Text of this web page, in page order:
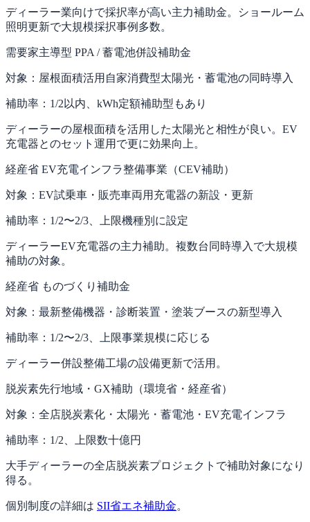
ディーラー業向けで採択率が高い主力補助金。ショールーム
照明更新で大規模採択事例多数。
需要家主導型 PPA / 蓄電池併設補助金
対象： 屋根面積活用自家消費型太陽光・蓄電池の同時導入
補助率： 1/2以内、kWh定額補助型もあり
ディーラーの屋根面積を活用した太陽光と相性が良い。EV
充電器とのセット運用で更に効果向上。
経産省 EV充電インフラ整備事業（CEV補助）
対象： EV試乗車・販売車両用充電器の新設・更新
補助率： 1/2〜2/3、上限機種別に設定
ディーラーEV充電器の主力補助。複数台同時導入で大規模
補助の対象。
経産省 ものづくり補助金
対象： 最新整備機器・診断装置・塗装ブースの新型導入
補助率： 1/2〜2/3、上限事業規模に応じる
ディーラー併設整備工場の設備更新で活用。
脱炭素先行地域・GX補助（環境省・経産省）
対象： 全店脱炭素化・太陽光・蓄電池・EV充電インフラ
補助率： 1/2、上限数十億円
大手ディーラーの全店脱炭素プロジェクトで補助対象になり
得る。
個別制度の詳細は SII省エネ補助金。